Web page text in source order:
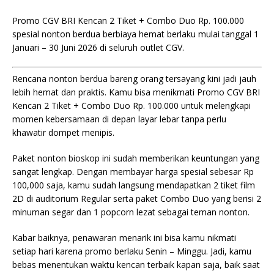
Promo CGV BRI Kencan 2 Tiket + Combo Duo Rp. 100.000
spesial nonton berdua berbiaya hemat berlaku mulai tanggal 1
Januari – 30 Juni 2026 di seluruh outlet CGV.
Rencana nonton berdua bareng orang tersayang kini jadi jauh
lebih hemat dan praktis. Kamu bisa menikmati Promo CGV BRI
Kencan 2 Tiket + Combo Duo Rp. 100.000 untuk melengkapi
momen kebersamaan di depan layar lebar tanpa perlu
khawatir dompet menipis.
Paket nonton bioskop ini sudah memberikan keuntungan yang
sangat lengkap. Dengan membayar harga spesial sebesar Rp
100,000 saja, kamu sudah langsung mendapatkan 2 tiket film
2D di auditorium Regular serta paket Combo Duo yang berisi 2
minuman segar dan 1 popcorn lezat sebagai teman nonton.
Kabar baiknya, penawaran menarik ini bisa kamu nikmati
setiap hari karena promo berlaku Senin – Minggu. Jadi, kamu
bebas menentukan waktu kencan terbaik kapan saja, baik saat